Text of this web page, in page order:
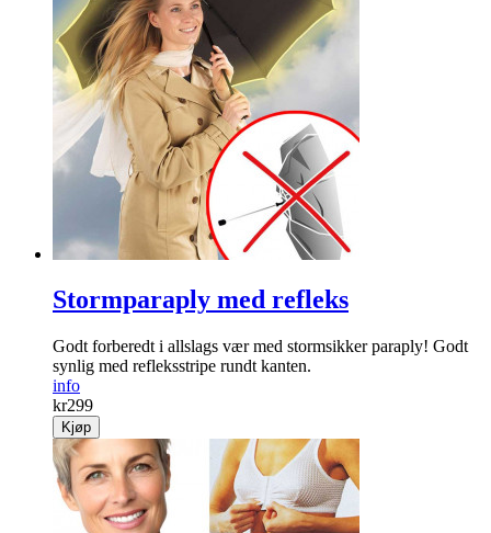
Stormparaply med refleks
Godt forberedt i allslags vær med stormsikker paraply! Godt
synlig med refleksstripe rundt kanten.
info
kr299
Kjøp